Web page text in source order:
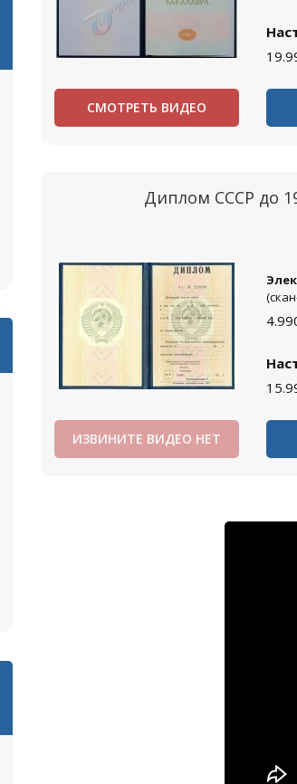
СМОТРЕТЬ ВИДЕО
Диплом СССР до
ИЗВИНИТЕ ВИДЕО НЕТ